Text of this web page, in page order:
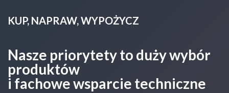
KUP, NAPRAW, WYPOŻYCZ
Nasze priorytety to duży wybór
produktów
i fachowe wsparcie techniczne